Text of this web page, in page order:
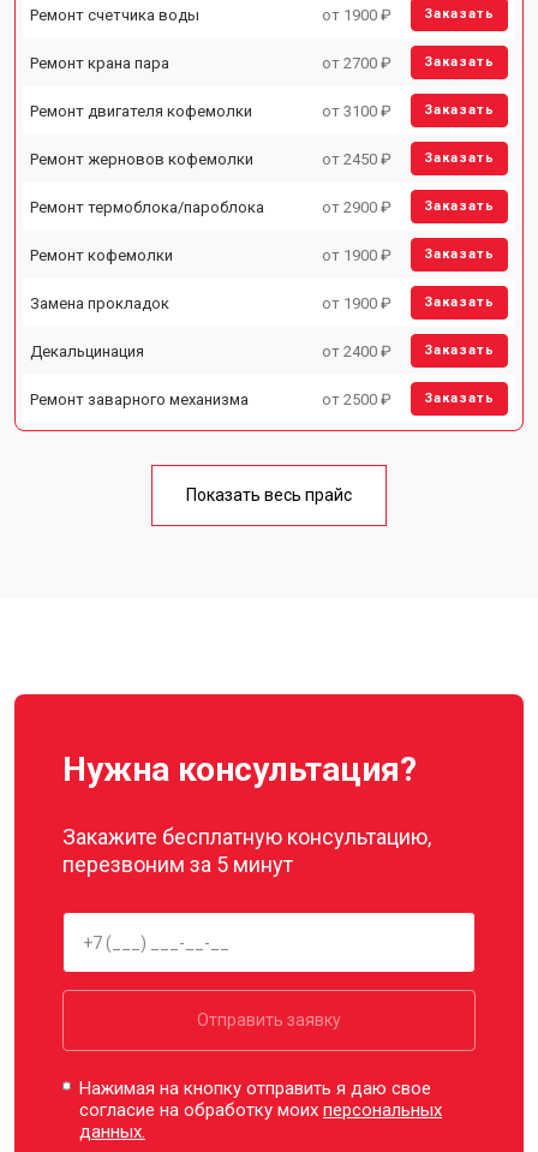
Ремонт счетчика воды от 1900 ₽ Заказать
Ремонт крана пара от 2700 ₽ Заказать
Ремонт двигателя кофемолки от 3100 ₽ Заказать
Ремонт жерновов кофемолки от 2450 ₽ Заказать
Ремонт термоблока/пароблока от 2900 ₽ Заказать
Ремонт кофемолки от 1900 ₽ Заказать
Замена прокладок от 1900 ₽ Заказать
Декальцинация от 2400 ₽ Заказать
Ремонт заварного механизма от 2500 ₽ Заказать
Показать весь прайс
Нужна консультация?
Закажите бесплатную консультацию,
перезвоним за 5 минут
Отправить заявку
Нажимая на кнопку отправить я даю свое
согласие на обработку моихперсональных
данных.